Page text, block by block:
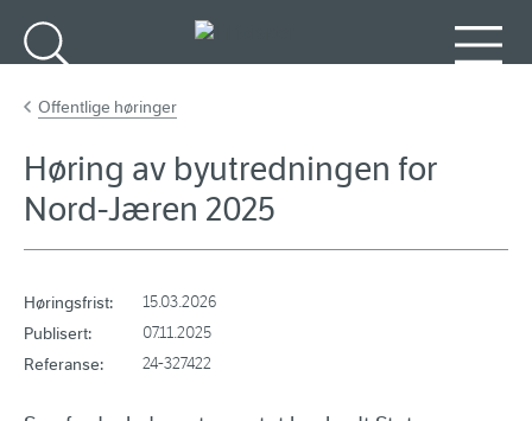
Offentlige høringer
Høring av byutredningen for
Nord-Jæren 2025
Høringsfrist: 15.03.2026
Publisert: 07.11.2025
Referanse: 24-327422